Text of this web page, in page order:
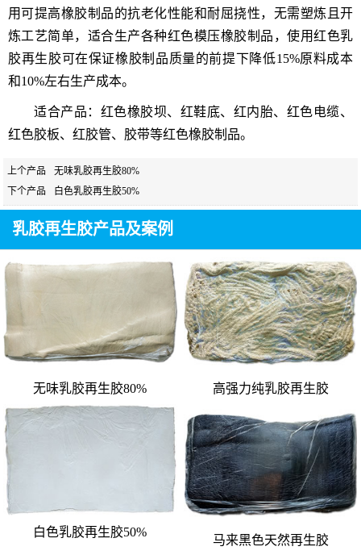
用可提高橡胶制品的抗老化性能和耐屈挠性，无需塑炼且开
炼工艺简单，适合生产各种红色模压橡胶制品，使用红色乳
胶再生胶可在保证橡胶制品质量的前提下降低15%原料成本
和10%左右生产成本。
适合产品：红色橡胶坝、红鞋底、红内胎、红色电缆、
红色胶板、红胶管、胶带等红色橡胶制品。
上个产品
无味乳胶再生胶80%
下个产品
白色乳胶再生胶50%
乳胶再生胶产品及案例
无味乳胶再生胶80% 高强力纯乳胶再生胶
白色乳胶再生胶50%
马来黑色天然再生胶